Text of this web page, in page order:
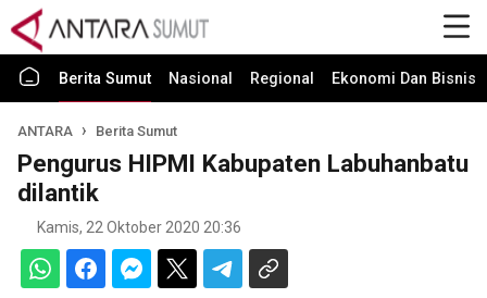
Berita Sumut Nasional Regional Ekonomi Dan Bisnis
ANTARA Berita Sumut
Pengurus HIPMI Kabupaten Labuhanbatu
dilantik
Kamis, 22 Oktober 2020 20:36